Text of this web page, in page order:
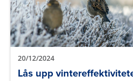
20/12/2024
Lås upp